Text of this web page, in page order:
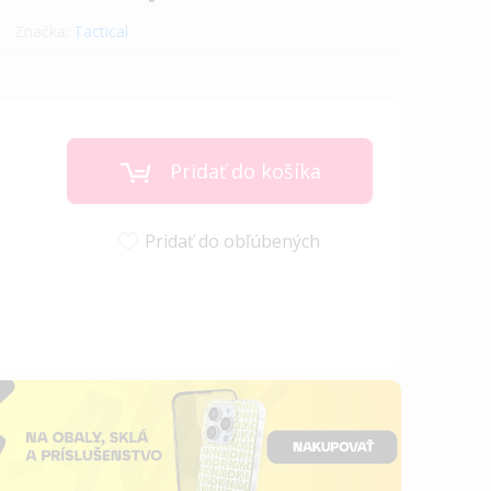
Tactical
Pridať do košíka
Pridať do obľúbených